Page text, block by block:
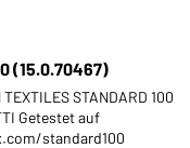
(15.0.70467)
STANDARD 100
Getestet auf
standard100